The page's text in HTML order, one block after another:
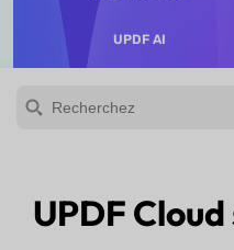
UPDF AI
UPDF